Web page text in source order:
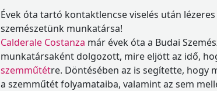
Évek óta tartó kontaktlencse viselés után
szemészetünk munkatársa!
Calderale Costanza már évek óta a Budai
munkatársaként dolgozott, mire eljött az idő,
szemműtétre. Döntésében az is segítette, hogy
a szemműtét folyamataiba, valamint az sem